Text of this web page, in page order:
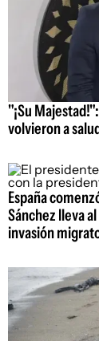
"¡Su
volvieron a
España
Sánchez lleva
invasión